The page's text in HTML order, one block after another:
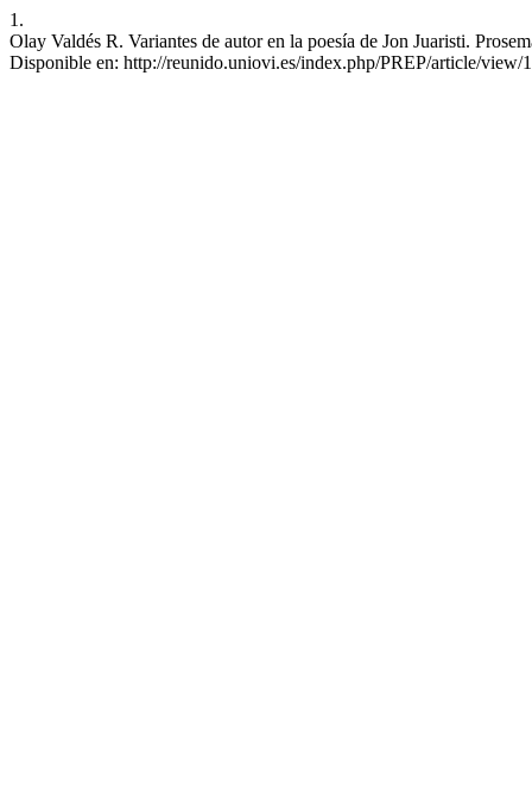
1.
Olay Valdés R. Variantes de autor en la poesía de Jon Juaristi.
Disponible en: http://reunido.uniovi.es/index.php/PREP/article/view/